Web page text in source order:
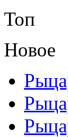
Топ
Новое